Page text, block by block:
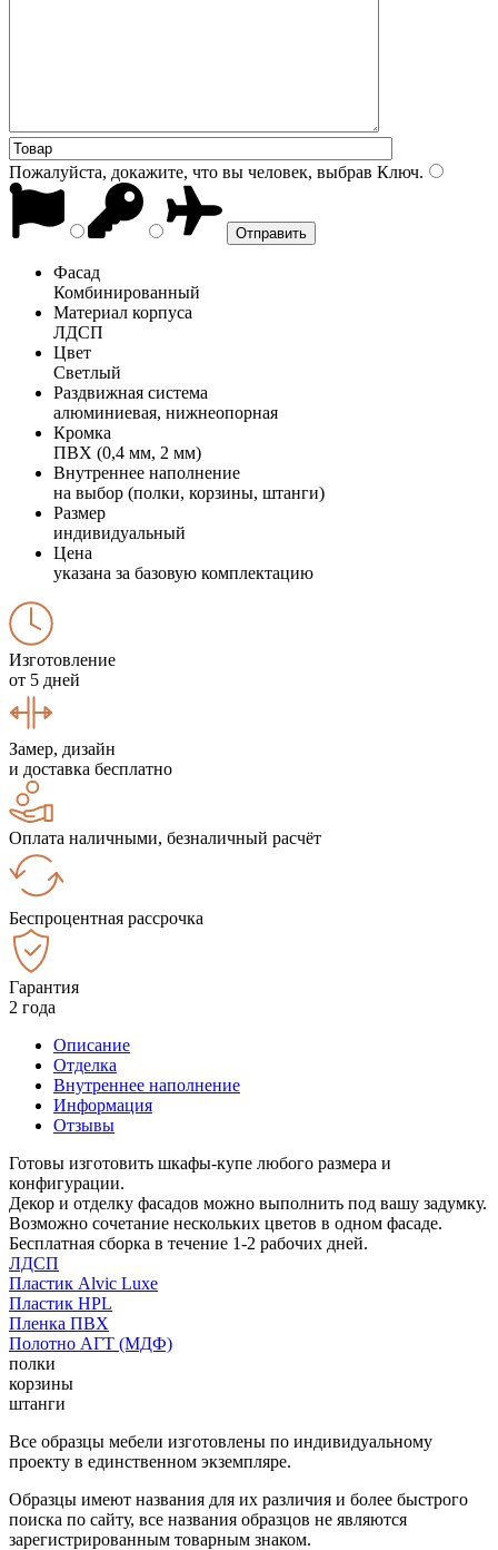
Пожалуйста, докажите, что вы человек, выбрав Ключ.
Фасад
Комбинированный
Материал корпуса
ЛДСП
Цвет
Светлый
Раздвижная система
алюминиевая, нижнеопорная
Кромка
ПВХ (0,4 мм, 2 мм)
Внутреннее наполнение
на выбор (полки, корзины, штанги)
Размер
индивидуальный
Цена
указана за базовую комплектацию
Изготовление
от 5 дней
Замер, дизайн
и доставка бесплатно
Оплата наличными, безналичный расчёт
Беспроцентная рассрочка
Гарантия
2 года
Описание
Отделка
Внутреннее наполнение
Информация
Отзывы
Готовы изготовить шкафы-купе любого размера и
конфигурации.
Декор и отделку фасадов можно выполнить под вашу задумку.
Возможно сочетание нескольких цветов в одном фасаде.
Бесплатная сборка в течение 1-2 рабочих дней.
ЛДСП
Пластик Alvic Luxe
Пластик HPL
Пленка ПВХ
Полотно АГТ (МДФ)
полки
корзины
штанги
Все образцы мебели изготовлены по индивидуальному
проекту в единственном экземпляре.
Образцы имеют названия для их различия и более быстрого
поиска по сайту, все названия образцов не являются
зарегистрированным товарным знаком.